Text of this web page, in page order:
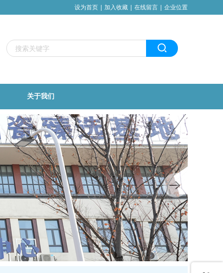
设为首页 加入收藏 在线留言 企业位置
关于我们